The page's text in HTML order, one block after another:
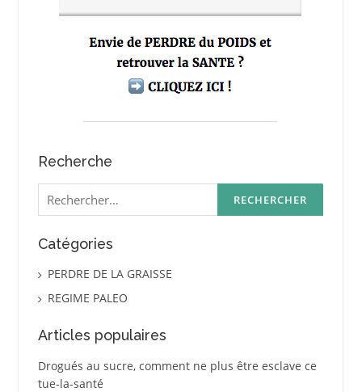
Recherche
Rechercher :
Catégories
PERDRE DE LA GRAISSE
REGIME PALEO
Articles populaires
Drogués au sucre, comment ne plus être esclave ce
tue-la-santé